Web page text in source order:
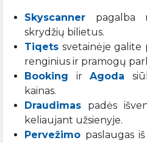
Skyscanner pagalba
skrydžių bilietus.
Tiqets svetainėje galite
renginius ir pramogų
Booking irAgoda
kainas.
Draudimas padės
keliaujant užsienyje.
Pervežimo paslaugas